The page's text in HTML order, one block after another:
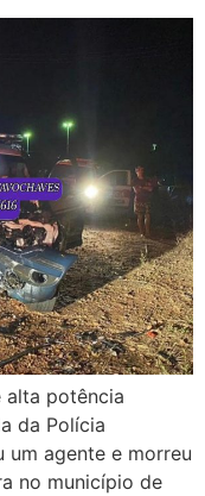
alta potência
da Polícia
um agente e morreu
no município de